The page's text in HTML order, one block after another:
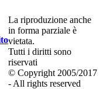
La riproduzione anche
in forma parziale è
vietata.
Tutti i diritti sono
riservati
© Copyright 2005/2017
- All rights reserved